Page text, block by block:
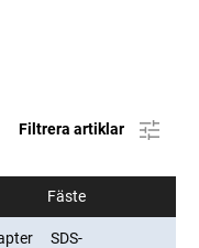
Filtrera artiklar
Fäste
SDS-